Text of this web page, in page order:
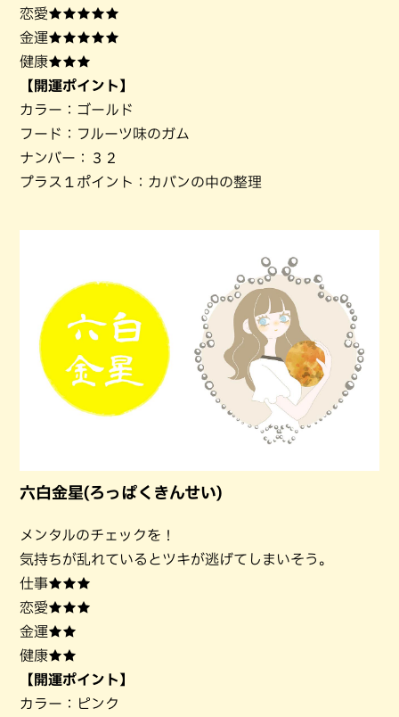
恋愛★★★★★
金運★★★★★
健康★★★
【開運ポイント】
カラー：ゴールド
フード：フルーツ味のガム
ナンバー：３２
プラス１ポイント：カバンの中の整理
六白金星(ろっぱくきんせい)
メンタルのチェックを！
気持ちが乱れているとツキが逃げてしまいそう。
仕事★★★
恋愛★★★
金運★★
健康★★
【開運ポイント】
カラー：ピンク